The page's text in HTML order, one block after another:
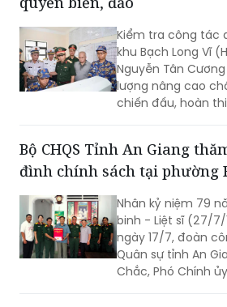
Kiểm tra công tác
khu Bạch Long Vĩ
Nguyễn Tân
lượng nâng cao
chiến đấu, hoàn
biển với củng cố
Bộ CHQS Tỉnh An Giang
đình chính sách tại phường
Nhân kỷ niệm 79
binh - Liệt sĩ (27/
ngày 17/7, đoàn
Quân sự tỉnh An
Chắc, Phó Chính